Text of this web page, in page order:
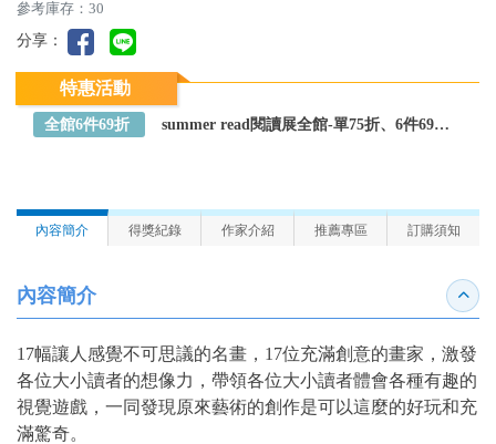
參考庫存：30
分享：
特惠活動
全館6件69折 summer read閱讀展全館-單75折、6件69折～全館任選
內容簡介 得獎紀錄 作家介紹 推薦專區 訂購須知
內容簡介 收合
17幅讓人感覺不可思議的名畫，17位充滿創意的畫家，激發
各位大小讀者的想像力，帶領各位大小讀者體會各種有趣的
視覺遊戲，一同發現原來藝術的創作是可以這麼的好玩和充
滿驚奇。